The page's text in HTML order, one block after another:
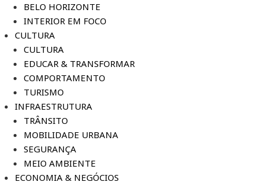
BELO HORIZONTE
INTERIOR EM FOCO
CULTURA
CULTURA
EDUCAR & TRANSFORMAR
COMPORTAMENTO
TURISMO
INFRAESTRUTURA
TRÂNSITO
MOBILIDADE URBANA
SEGURANÇA
MEIO AMBIENTE
ECONOMIA & NEGÓCIOS